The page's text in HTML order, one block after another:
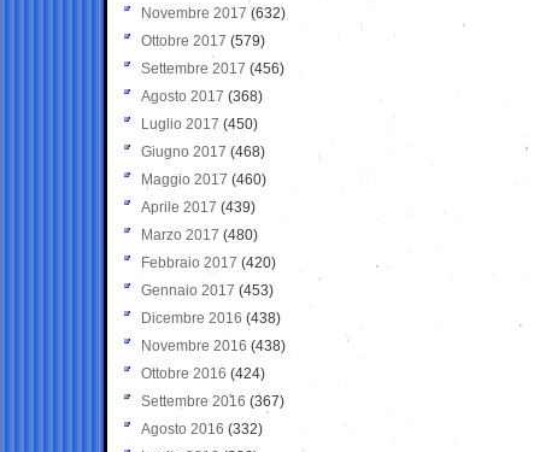
Novembre 2017 (632)
Ottobre 2017 (579)
Settembre 2017 (456)
Agosto 2017 (368)
Luglio 2017 (450)
Giugno 2017 (468)
Maggio 2017 (460)
Aprile 2017 (439)
Marzo 2017 (480)
Febbraio 2017 (420)
Gennaio 2017 (453)
Dicembre 2016 (438)
Novembre 2016 (438)
Ottobre 2016 (424)
Settembre 2016 (367)
Agosto 2016 (332)